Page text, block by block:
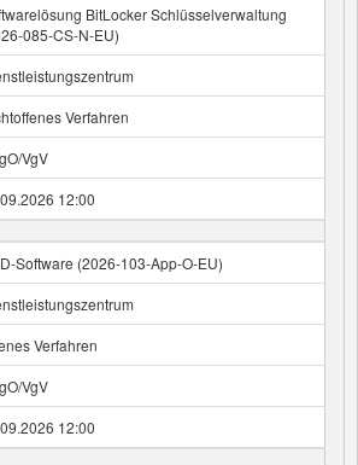
BitLocker Schlüsselverwaltung
085-CS-N-EU)
Verfahren
VgV
12:00
Software (2026-103-App-O-EU)
Verfahren
VgV
12:00